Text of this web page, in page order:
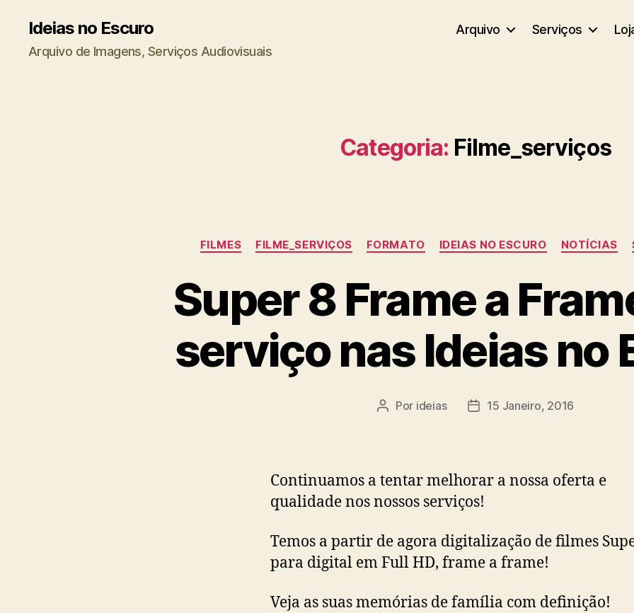
Ideias no Escuro
Arquivo de Imagens, Serviços Audiovisuais
Arquivo Serviços
Categoria: Filme_serviços
Categorias
FILMES FILME_SERVIÇOS FORMATO IDEIAS NO ESCURO NOTÍCIAS
Super 8 Frame a
serviço nas Ideias no
Autor
Por ideias
Data15 Janeiro, 2016
Continuamos a tentar melhorar a nossa oferta e
qualidade nos nossos serviços!
Temos a partir de agora digitalização de filmes
para digital em Full HD, frame a frame!
Veja as suas memórias de família com definição!